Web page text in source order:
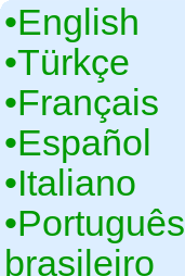
•‎English
•‎Türkçe
•‎Français
•‎Español
•‎Italiano
•‎Português
brasileiro